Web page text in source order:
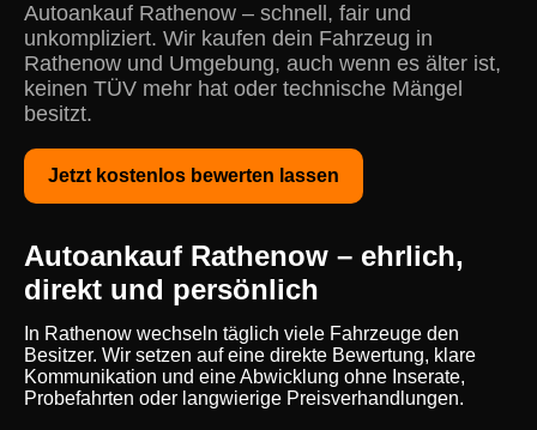
Autoankauf Rathenow – schnell, fair und
unkompliziert. Wir kaufen dein Fahrzeug in
Rathenow und Umgebung, auch wenn es älter ist,
keinen TÜV mehr hat oder technische Mängel
besitzt.
Jetzt kostenlos bewerten lassen
Autoankauf Rathenow – ehrlich,
direkt und persönlich
In Rathenow wechseln täglich viele Fahrzeuge den
Besitzer. Wir setzen auf eine direkte Bewertung, klare
Kommunikation und eine Abwicklung ohne Inserate,
Probefahrten oder langwierige Preisverhandlungen.